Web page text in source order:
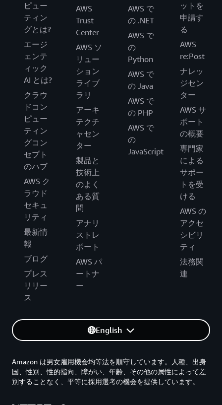
ピュー
ティン
グとは?
エージ
ェンテ
ィック
AI とは?
クラウ
ドコン
ピュー
ティン
グコン
セプト
のハブ
AWS ク
ラウド
セキュ
リティ
最新情
報
ブログ
プレス
リリー
ス
AWS
Trust
Center
AWS ソ
リュー
ション
ライブ
ラリ
アーキ
テクチ
ャセン
ター
製品と
技術上
のよく
ある質
問
アナリ
ストレ
ポート
AWS パ
ートナ
ー
AWS で
の .NET
AWS で
の
Python
AWS で
の Java
AWS で
の PHP
AWS で
の
JavaScript
ットを
申請す
る
AWS
re:Post
ナレッ
ジセン
ター
AWS サ
ポート
の概要
専門家
による
サポー
トを受
ける
AWS の
アクセ
シビリ
ティ
法務関
連
English
Amazon は男女雇用機会均等法を順守しています。人種、出身
国、性別、性的指向、障がい、年齢、その他の属性によって差
別することなく、平等に採用選考の機会を提供しています。